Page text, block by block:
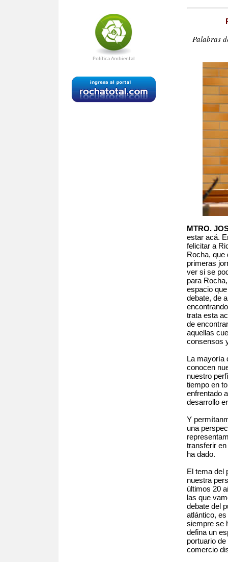
Política Ambiental
Palabras
MTRO.
estar acá.
felicitar a
Rocha, que
primeras
ver si se
para
espacio
debate, de
trata esta
de
aquellas
consensos
La mayoría
conocen
nuestro
tiempo en
enfrentado
desarrollo
Y
una
transferir
ha dado.
El tema del
nuestra
últimos 20
las que
debate del
atlántico,
siempre se
defina un
portuario
comercio